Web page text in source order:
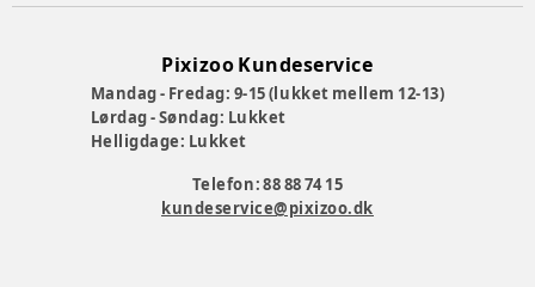
Pixizoo Kundeservice
Mandag - Fredag: 9-15 (lukket mellem 12-13)
Lørdag - Søndag: Lukket
Helligdage: Lukket
Telefon: 88 88 74 15
kundeservice@pixizoo.dk